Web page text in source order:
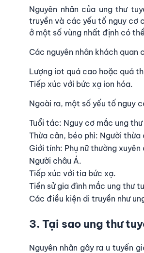
Nguyên nhân của ung thư
truyền và các yếu tố nguy cơ
ở một số vùng nhất định có
Các nguyên nhân khách quan
Lượng iot quá cao hoặc quá
Tiếp xúc với bức xạ ion hóa.
Ngoài ra, một số yếu tố nguy
Tuổi tác: Nguy cơ mắc ung
Thừa cân, béo phì: Người
Giới tính: Phụ nữ thường
Người châu Á.
Tiếp xúc với tia bức xạ.
Tiền sử gia đình mắc ung thư
Các điều kiện di truyền như
3. Tại sao ung thư
Nguyên nhân gây ra u tuyến